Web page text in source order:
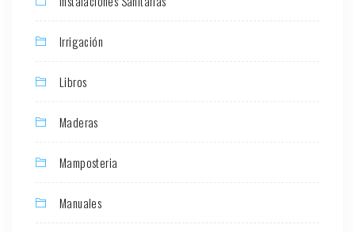
Irrigación
Libros
Maderas
Mamposteria
Manuales